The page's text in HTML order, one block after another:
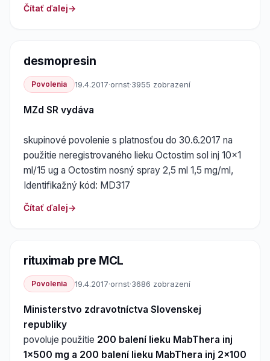
Čítať ďalej
desmopresin
Povolenia 19.4.2017·ornst·3955 zobrazení
MZd SR vydáva
skupinové povolenie s platnosťou do 30.6.2017 na
použitie neregistrovaného lieku Octostim sol inj 10x1
ml/15 ug a Octostim nosný spray 2,5 ml 1,5 mg/ml,
Identifikažný kód: MD317
Čítať ďalej
rituximab pre MCL
Povolenia 19.4.2017·ornst·3686 zobrazení
Ministerstvo zdravotníctva Slovenskej
republiky
povoluje použitie 200 balení lieku MabThera inj
1x500 mg a 200 balení lieku MabThera inj 2x100